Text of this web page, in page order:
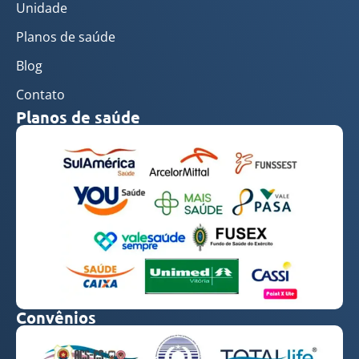
Unidade
Planos de saúde
Blog
Contato
Planos de saúde
Convênios